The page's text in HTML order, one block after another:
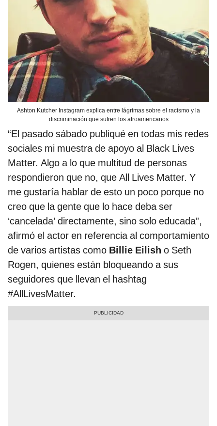
Ashton Kutcher Instagram explica entre lágrimas sobre el racismo y la
discriminación que sufren los afroamericanos
“El pasado sábado publiqué en todas mis redes
sociales mi muestra de apoyo al Black Lives
Matter. Algo a lo que multitud de personas
respondieron que no, que All Lives Matter. Y
me gustaría hablar de esto un poco porque no
creo que la gente que lo hace deba ser
‘cancelada’ directamente, sino solo educada”,
afirmó el actor en referencia al comportamiento
de varios artistas como Billie Eilish o Seth
Rogen, quienes están bloqueando a sus
seguidores que llevan el hashtag
#AllLivesMatter.